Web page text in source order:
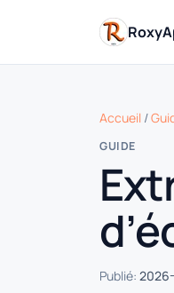
Accueil /
GUIDE
Publié: